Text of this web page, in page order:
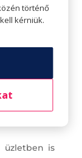
üzletben is
történő
kérniük.